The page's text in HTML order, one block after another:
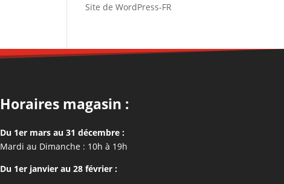
Site de WordPress-FR
Horaires magasin :
Du 1er mars au 31 décembre :
Mardi au Dimanche : 10h à 19h
Du 1er janvier au 28 février :